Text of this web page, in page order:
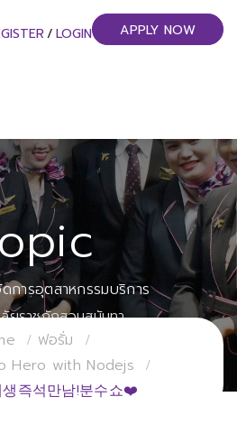
/ LOGIN APPLY NOW
การอุตสาหกรรมบริการ
ยราชภัฏสวนสุนันทา
ฟอรั่ม
Hero with Nodejs
즉석만남!분수쇼❤️